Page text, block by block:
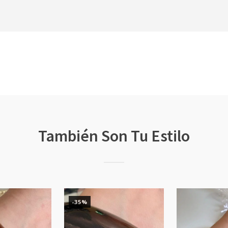
También Son Tu Estilo
-35%